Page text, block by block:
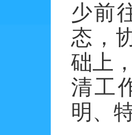
少前
态，
础上
清工
明、